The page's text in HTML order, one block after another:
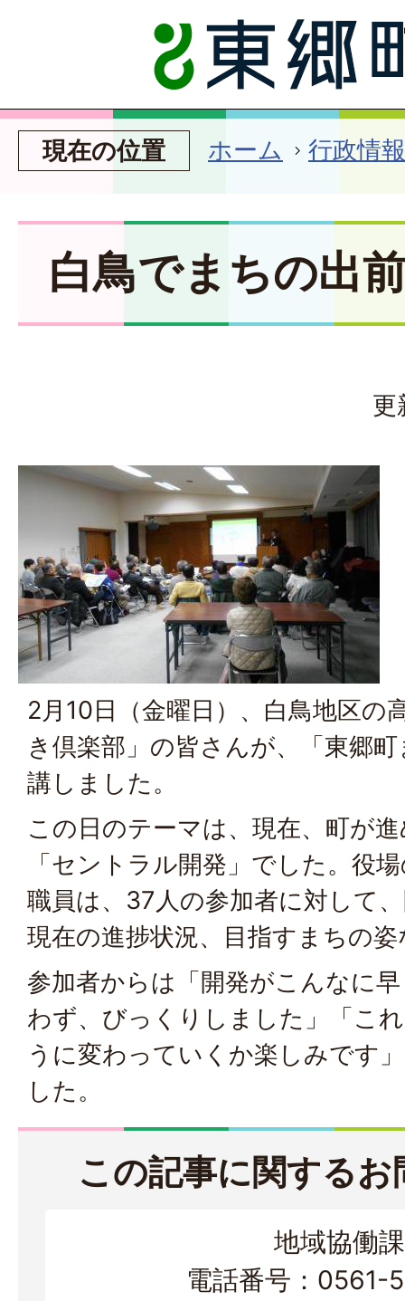
現在の位置 ホーム 行政情報
白鳥でまちの出
更
2月10日（金曜日）、白鳥地区の
き倶楽部」の皆さんが、「東郷
講しました。
この日のテーマは、現在、町が
「セントラル開発」でした。役
職員は、37人の参加者に対して
現在の進捗状況、目指すまちの
参加者からは「開発がこんなに
わず、びっくりしました」「こ
うに変わっていくか楽しみです
した。
この記事に関する
地域協働課
電話番号：0561-